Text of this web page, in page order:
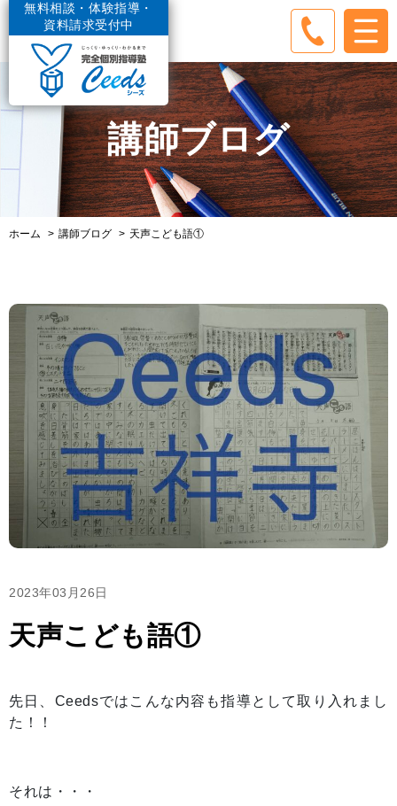
無料相談・体験指導・
資料請求受付中
講師ブログ
ホーム 講師ブログ 天声こども語①
2023年03月26日
天声こども語①
先日、Ceedsではこんな内容も指導として取り入れまし
た！！
それは・・・